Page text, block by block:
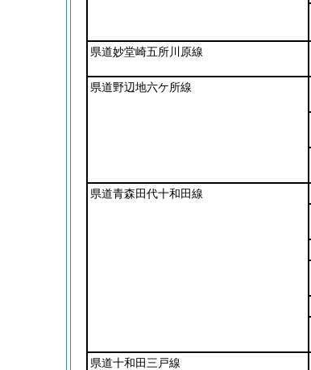
県道妙堂崎五所川原線
県道野辺地六ケ所線
県道青森田代十和田線
県道十和田三戸線